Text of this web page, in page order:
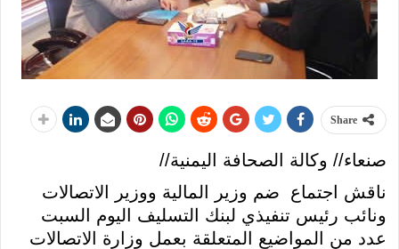
Share
صنعاء// وكالة الصحافة اليمنية//
ناقش اجتماع ضم وزير المالية ووزير الاتصالات
ونائب رئيس تنفيذي لبنك التسليف اليوم السبت
عدد من المواضيع المتعلقة بعمل وزارة الاتصالات